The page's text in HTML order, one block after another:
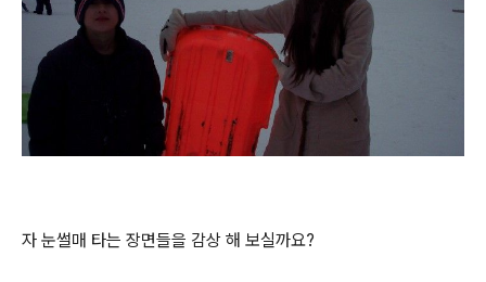
자 눈썰매 타는 장면들을 감상 해 보실까요?